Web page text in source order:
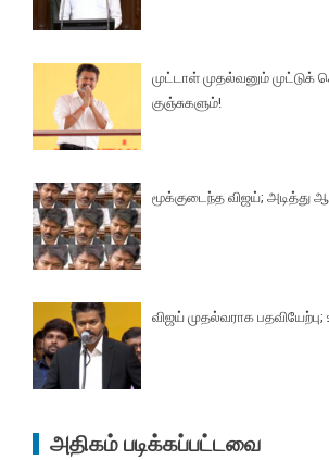
முட்டாள் முதல்வனும் முட்டுக்
குஞ்சுகளும்!
மூக்குடைந்த விஜய்; அடித்து
விஜய் முதல்வராக
அதிகம் படிக்கப்பட்டவை